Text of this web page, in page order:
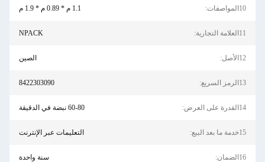
10المواصفات: 1.1 م * 0.89 م * 1.9 م
11العلامة التجارية: NPACK
12الأصل: الصين
13الرمز السريع: 8422303090
14القدرة على العرض: 60-80 نبضة في الدقيقة
15خدمة ما بعد البيع: التعليمات عبر الإنترنت
16الضمان: سنة واحدة